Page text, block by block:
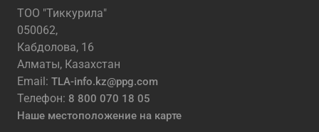
ТОО "Тиккурила"
050062,
Кабдолова, 16
Алматы, Казахстан
Email: TLA-info.kz@ppg.com
Телефон: 8 800 070 18 05
Наше местоположение на карте